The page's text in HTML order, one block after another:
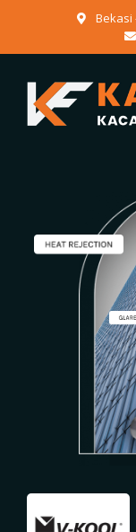
Bekasi